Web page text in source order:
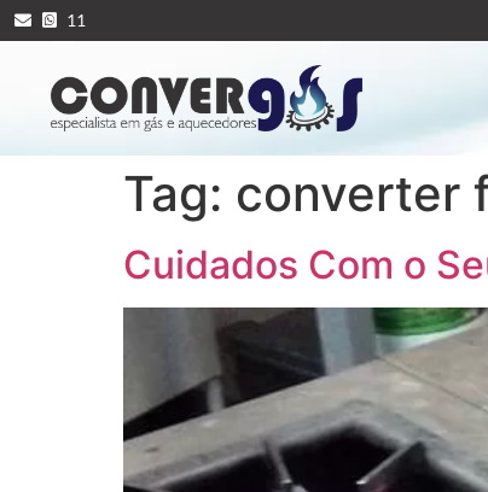
11
Tag: converter
Cuidados Com o